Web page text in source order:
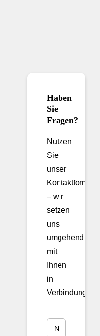
Haben
Sie
Fragen?
Nutzen
Sie
unser
– wir
setzen
uns
umgehend
mit
Ihnen
in
Verbindung!